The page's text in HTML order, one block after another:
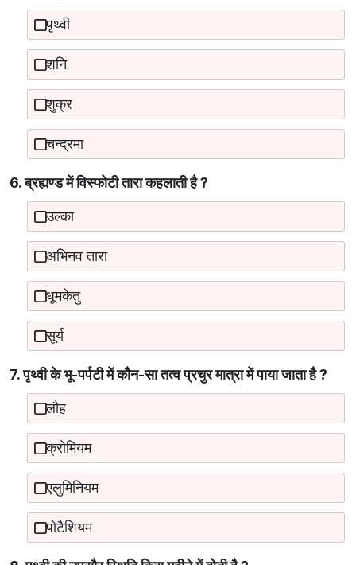
पृथ्वी
शनि
शुक्र
चन्द्रमा
6. ब्रह्यण्ड में विस्फोटी तारा कहलाती है ?
उल्का
अभिनव तारा
धूमकेतु
सूर्य
7. पृथ्वी के भू-पर्पटी में कौन-सा तत्व प्रचुर मात्रा में पाया जाता है ?
लौह
क्रोमियम
एलुमिनियम
पोटैशियम